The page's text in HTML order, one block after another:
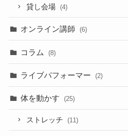
貸し会場 (4)
オンライン講師 (6)
コラム (8)
ライブパフォーマー (2)
体を動かす (25)
ストレッチ (11)